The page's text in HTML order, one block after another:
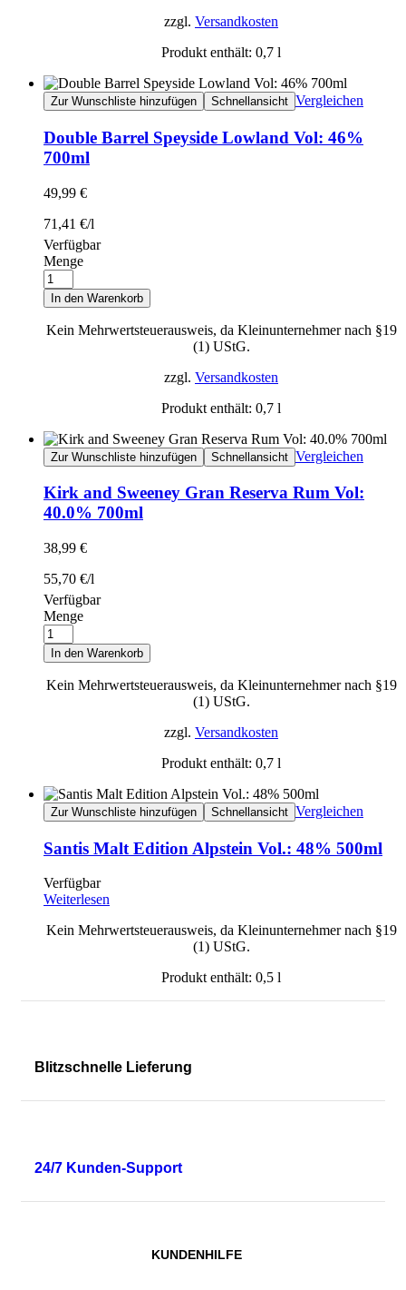
zzgl. Versandkosten
Produkt enthält: 0,7 l
Zur Wunschliste hinzufügen Schnellansicht Vergleichen
Double Barrel Speyside Lowland Vol: 46%
700ml
49,99 €
71,41 €/l
Verfügbar
Menge
In den Warenkorb
Kein Mehrwertsteuerausweis, da Kleinunternehmer nach §19
(1) UStG.
zzgl. Versandkosten
Produkt enthält: 0,7 l
Zur Wunschliste hinzufügen Schnellansicht Vergleichen
Kirk and Sweeney Gran Reserva Rum Vol:
40.0% 700ml
38,99 €
55,70 €/l
Verfügbar
Menge
In den Warenkorb
Kein Mehrwertsteuerausweis, da Kleinunternehmer nach §19
(1) UStG.
zzgl. Versandkosten
Produkt enthält: 0,7 l
Zur Wunschliste hinzufügen Schnellansicht Vergleichen
Santis Malt Edition Alpstein Vol.: 48% 500ml
Verfügbar
Weiterlesen
Kein Mehrwertsteuerausweis, da Kleinunternehmer nach §19
(1) UStG.
Produkt enthält: 0,5 l
Blitzschnelle Lieferung
24/7 Kunden-Support
KUNDENHILFE